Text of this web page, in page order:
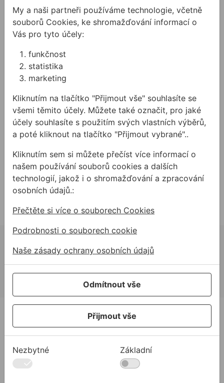
Související články
Pilové kotouče na
dřevo
Chystáte se řezat dřevěné
materiály? Pomůžeme
vám s výběrem kotouče
na dřevo.
allmediasro (po-ne 7-22 h)
Produkty
Podpora
Řešení
My a naši partneři používáme technologie, včetně
souborů Cookies, ke shromažďování informací o
Vás pro tyto účely:
funkčnost
statistika
marketing
Kliknutím na tlačítko "Přijmout vše" souhlasíte se
všemi těmito účely. Můžete také označit, pro jaké
účely souhlasíte s použitím svých vlastních výběrů,
a poté kliknout na tlačítko "Přijmout vybrané"..
Kliknutím sem si můžete přečíst více informací o
našem používání souborů cookies a dalších
technologií, jakož i o shromažďování a zpracování
osobních údajů.:
Přečtěte si více o souborech Cookies
Podrobnosti o souborech cookie
Naše zásady ochrany osobních údajů
Odmítnout vše
Přijmout vše
Nezbytné Základní